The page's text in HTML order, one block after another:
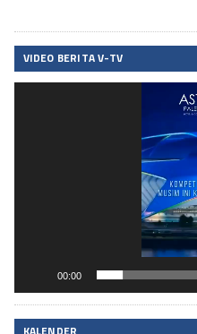
VIDEO BERITA V-TV
00:00